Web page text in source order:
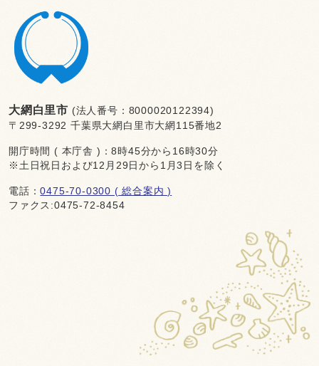
大網白里市 (法人番号：8000020122394)
〒299-3292 千葉県大網白里市大網115番地2
開庁時間 ( 本庁舎 )：8時45分から16時30分
※土日祝日および12月29日から1月3日を除く
電話：0475-70-0300 ( 総合案内 )
ファクス:0475-72-8454